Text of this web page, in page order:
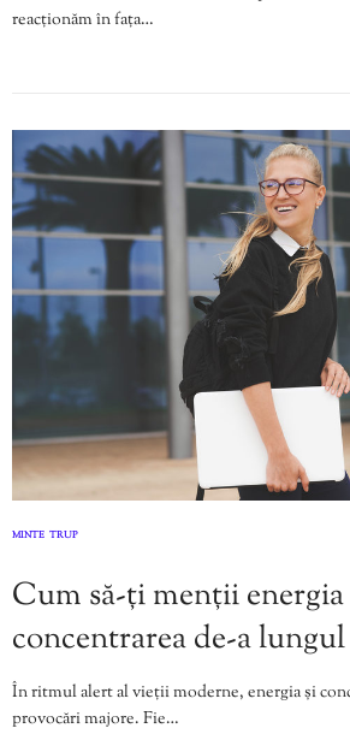
reacționăm în fața…
MINTE TRUP
Cum să-ți menții energia
concentrarea de-a
În ritmul alert al vieții moderne, energia și
provocări majore. Fie…